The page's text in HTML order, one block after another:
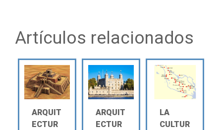
Artículos relacionados
ARQUIT
ECTUR
ARQUIT
ECTUR
LA
CULTUR